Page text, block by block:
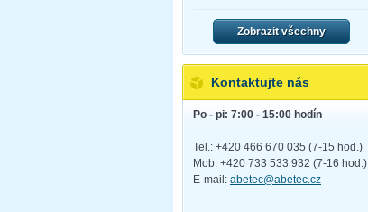
Zobrazit všechny
Kontaktujte nás
Po - pi: 7:00 - 15:00 hodín
Tel.: +420 466 670 035 (7-15 hod.)
Mob: +420 733 533 932 (7-16 hod.)
E-mail: abetec@abetec.cz